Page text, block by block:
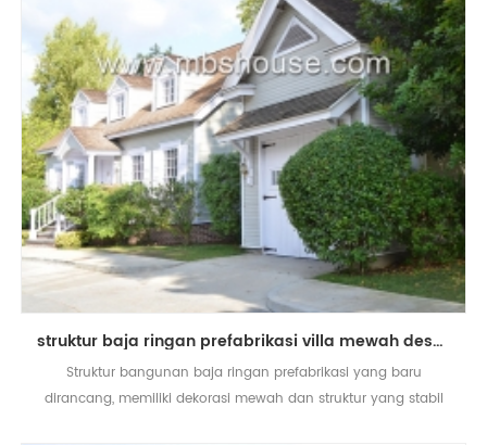
struktur baja ringan prefabrikasi villa mewah desain modern baru
Struktur bangunan baja ringan prefabrikasi yang baru
dirancang, memiliki dekorasi mewah dan struktur yang stabil